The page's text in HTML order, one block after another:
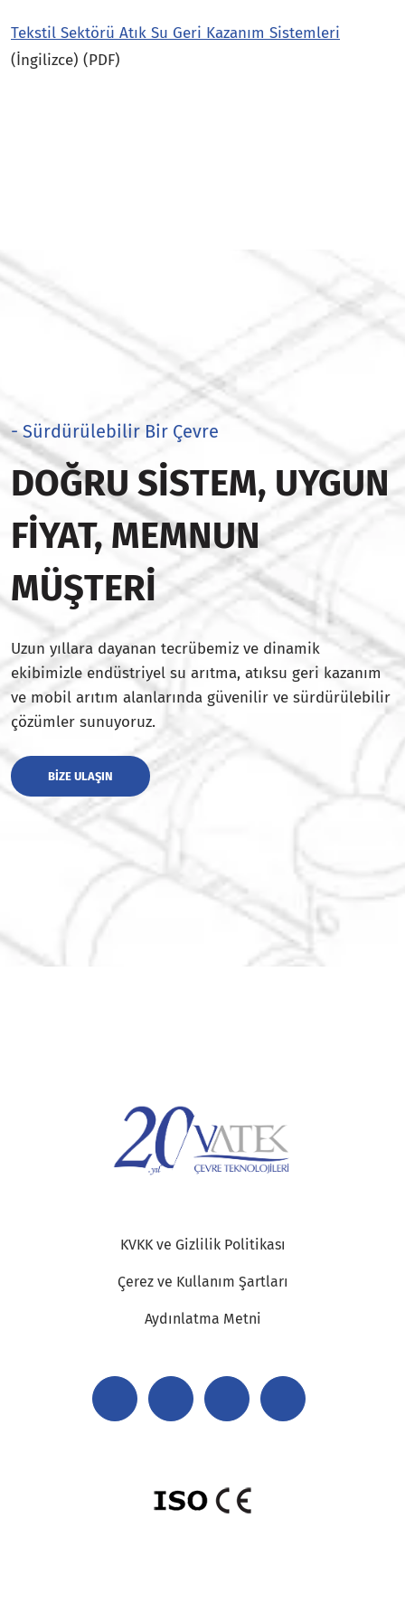
Tekstil Sektörü Atık Su Geri Kazanım Sistemleri
(İngilizce) (PDF)
- Sürdürülebilir Bir Çevre
DOĞRU SISTEM, UYGUN
FIYAT, MEMNUN
MÜŞTERI
Uzun yıllara dayanan tecrübemiz ve dinamik
ekibimizle endüstriyel su arıtma, atıksu geri kazanım
ve mobil arıtım alanlarında güvenilir ve sürdürülebilir
çözümler sunuyoruz.
BIZE ULAŞIN
KVKK ve Gizlilik Politikası
Çerez ve Kullanım Şartları
Aydınlatma Metni